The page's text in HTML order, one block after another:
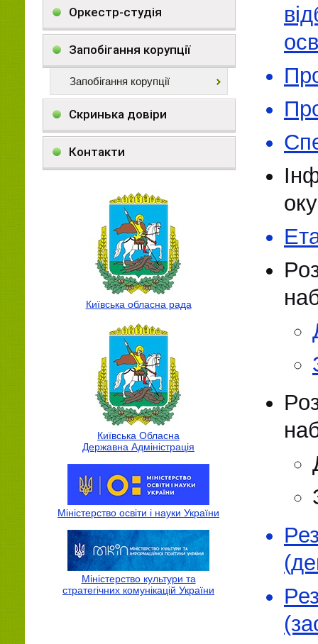
Оркестр-студія
Запобігання корупції
Запобігання корупції
Скринька довіри
Контакти
Київська обласна рада
Київська Обласна
Державна Адмiнiстрацiя
Міністерство освіти і науки України
Міністерство культури та
стратегічних комунікацій України